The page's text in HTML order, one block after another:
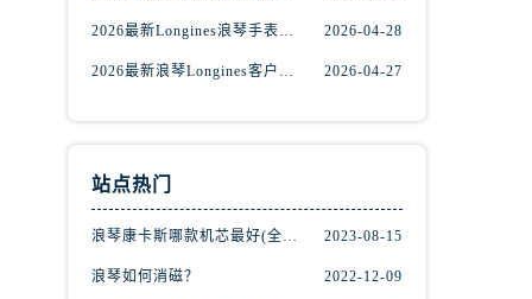
2026最新Longines浪琴手表服务点地址调研报告 2026-04-28
2026最新浪琴Longines客户服务中心地址实地探访报告 2026-04-27
站点热门
浪琴康卡斯哪款机芯最好(全面解析浪琴康卡斯机芯特点与优劣) 2023-08-15
浪琴如何消磁？ 2022-12-09